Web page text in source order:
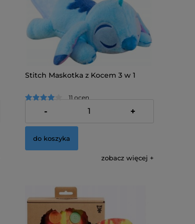
Stitch Maskotka z Kocem 3 w 1
11 ocen
79,00 zł
- +
do koszyka
zobacz więcej